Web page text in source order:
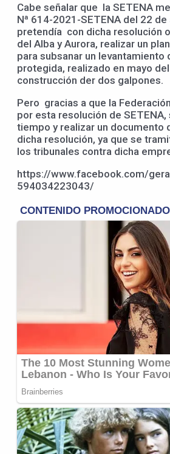
Cabe señalar que la SETENA
Nª 614-2021-SETENA del 22
pretendía con dicha resolución
del Alba y Aurora, realizar un
para subsanar un levantamiento
protegida, realizado en mayo
construcción der dos galpones.
Pero gracias a que la
por esta resolución de SETENA,
tiempo y realizar un documento
dicha resolución, ya que se
los tribunales contra dicha
https://www.facebook.com/
594034223043/